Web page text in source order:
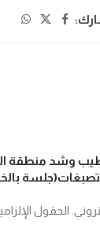
وشد منطقة
الحقول